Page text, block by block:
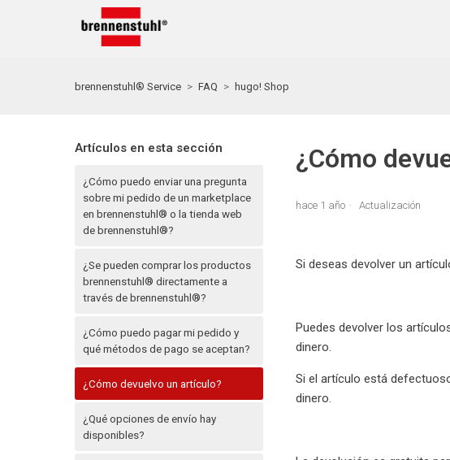
brennenstuhl® Service FAQ hugo! Shop
Artículos en esta sección
¿Cómo puedo enviar una pregunta
sobre mi pedido de un marketplace
en brennenstuhl® o la tienda web
de brennenstuhl®?
¿Se pueden comprar los productos
brennenstuhl® directamente a
través de brennenstuhl®?
¿Cómo puedo pagar mi pedido y
qué métodos de pago se aceptan?
¿Cómo devuelvo un artículo?
¿Qué opciones de envío hay
disponibles?
¿Cómo
hace 1 año Actualización
Si deseas devolver un
Puedes devolver los
dinero.
Si el artículo está
dinero.